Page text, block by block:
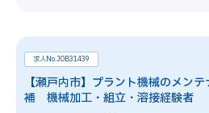
求人No.JOB31439
【瀬戸内市】プラント機械のメン
補 機械加工・組立・溶接経験者